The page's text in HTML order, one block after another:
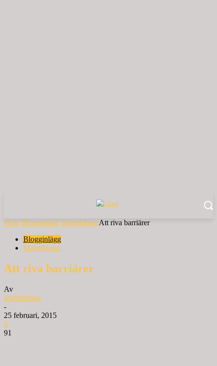
Hem Blogginlägg Stafettblogg Att riva barriärer
Blogginlägg
Stafettblogg
Att riva barriärer
Av
Stafettblogg
-
25 februari, 2015
0
91